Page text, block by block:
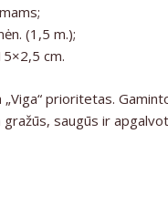
(1,5 m.);
cm.
prioritetas.
saugūs ir